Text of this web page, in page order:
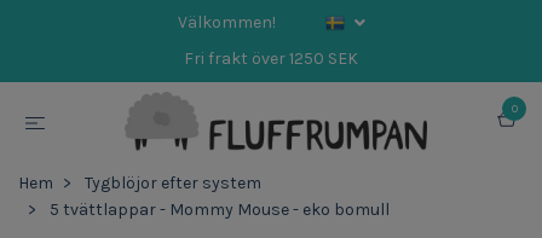
Välkommen!
Fri frakt över 1250 SEK
0
Hem
Tygblöjor efter system
5 tvättlappar - Mommy Mouse - eko bomull